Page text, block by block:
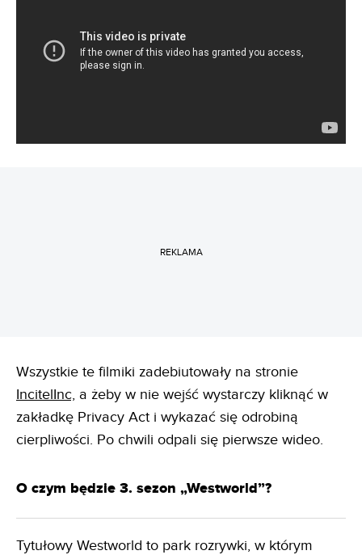
REKLAMA
Wszystkie te filmiki zadebiutowały na stronie
IncitelInc, a żeby w nie wejść wystarczy kliknąć w
zakładkę Privacy Act i wykazać się odrobiną
cierpliwości. Po chwili odpali się pierwsze wideo.
O czym będzie 3. sezon „Westworld”?
Tytułowy Westworld to park rozrywki, w którym